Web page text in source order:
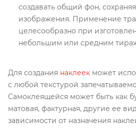
создавать общий фон,
изображения. Применение
целесообразно при
небольшим или средним
Для создания наклеек может
с любой текстурой
Самоклеящейся может быть как
матовая, фактурная, другие ее
зависимости от назначения